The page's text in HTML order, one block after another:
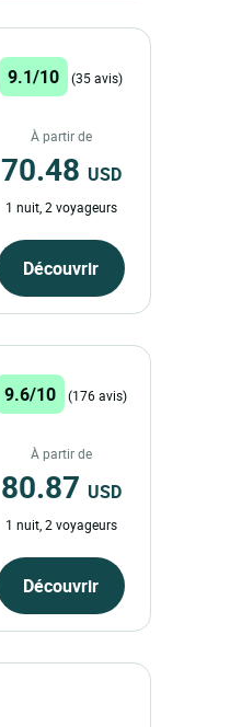
9.1/10 (35 avis)
À partir de
70.48 USD
1 nuit, 2 voyageurs
Découvrir
9.6/10 (176 avis)
À partir de
80.87 USD
1 nuit, 2 voyageurs
Découvrir